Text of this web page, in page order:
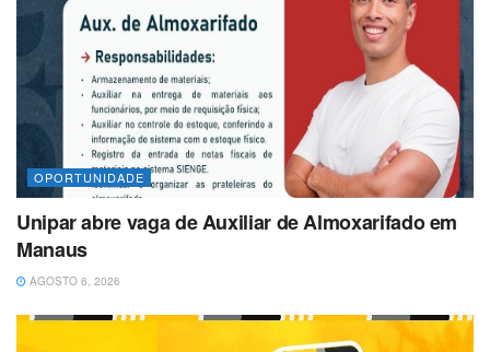
OPORTUNIDADE
Unipar abre vaga de Auxiliar de Almoxarifado em
Manaus
AGOSTO 6, 2026